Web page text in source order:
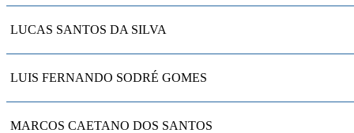
LUCAS SANTOS DA SILVA
LUIS FERNANDO SODRÉ GOMES
MARCOS CAETANO DOS SANTOS